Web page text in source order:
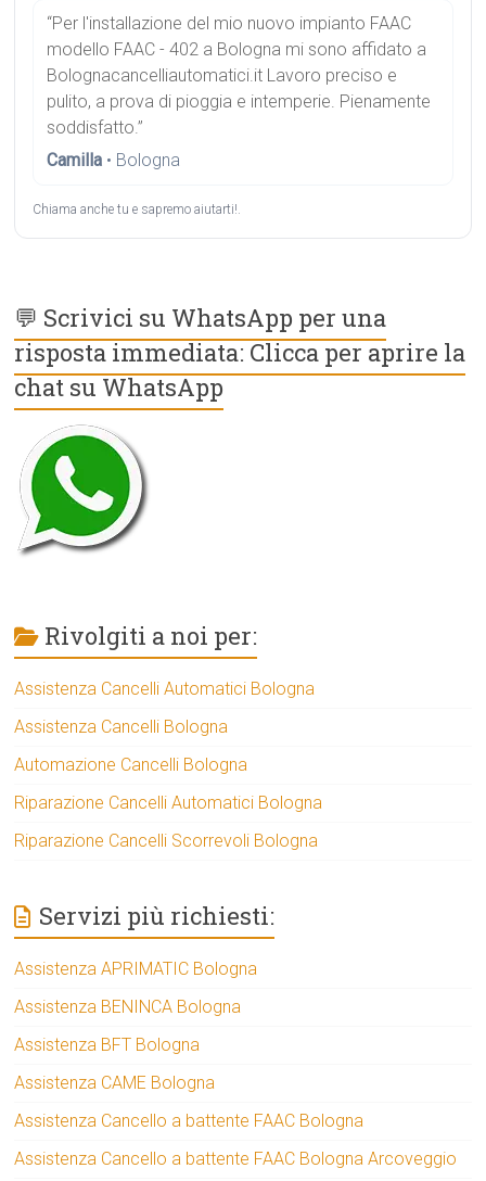
“Per l'installazione del mio nuovo impianto FAAC
modello FAAC - 402 a Bologna mi sono affidato a
Bolognacancelliautomatici.it Lavoro preciso e
pulito, a prova di pioggia e intemperie. Pienamente
soddisfatto.”
Camilla • Bologna
Chiama anche tu e sapremo aiutarti!.
💬 Scrivici su WhatsApp per una
risposta immediata: Clicca per aprire la
chat su WhatsApp
Rivolgiti a noi per:
Assistenza Cancelli Automatici Bologna
Assistenza Cancelli Bologna
Automazione Cancelli Bologna
Riparazione Cancelli Automatici Bologna
Riparazione Cancelli Scorrevoli Bologna
Servizi più richiesti:
Assistenza APRIMATIC Bologna
Assistenza BENINCA Bologna
Assistenza BFT Bologna
Assistenza CAME Bologna
Assistenza Cancello a battente FAAC Bologna
Assistenza Cancello a battente FAAC Bologna Arcoveggio